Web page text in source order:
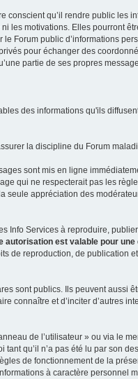
conscient qu’il rendre public
les motivations. Elles pourront
le Forum public d’informations
pour échanger des
partie de ses propres
des informations qu'ils
la discipline du Forum
sont mis en ligne
qui ne respecterait pas les
seule appréciation des
Info Services à reproduire,
autorisation est valable pour une
de reproduction, de publication
sont publics. Ils peuvent aussi
connaître et d’inciter d’autres
de l’utilisateur » ou via le
tant qu’il n’a pas été lu par son
de fonctionnement de la
à caractère